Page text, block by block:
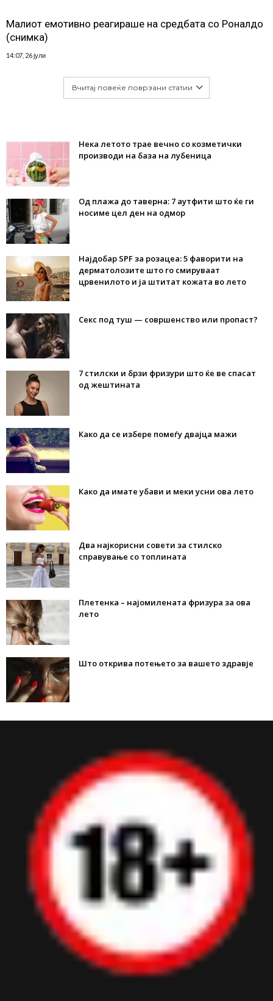
Малиот емотивно реагираше на средбата со Роналдо
(снимка)
14:07, 26 јули
Вчитај повеќе поврзани статии
Нека летото трае вечно со козметички
производи на база на лубеница
Од плажа до таверна: 7 аутфити што ќе ги
носиме цел ден на одмор
Најдобар SPF за розацеа: 5 фаворити на
дерматолозите што го смируваат
црвенилото и ја штитат кожата во лето
Секс под туш — совршенство или пропаст?
7 стилски и брзи фризури што ќе ве спасат
од жештината
Како да се избере помеѓу двајца мажи
Како да имате убави и меки усни ова лето
Два најкорисни совети за стилско
справување со топлината
Плетенка – најомилената фризура за ова
лето
Што открива потењето за вашето здравје